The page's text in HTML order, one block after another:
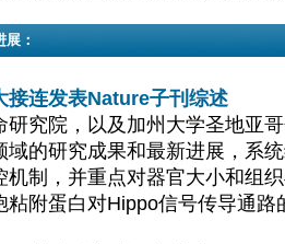
：
接连发表Nature子刊综述
研究院，以及加州大学圣地亚
域的研究成果和最新进展，系
机制，并重点对器官大小和组
粘附蛋白对Hippo信号传导通路